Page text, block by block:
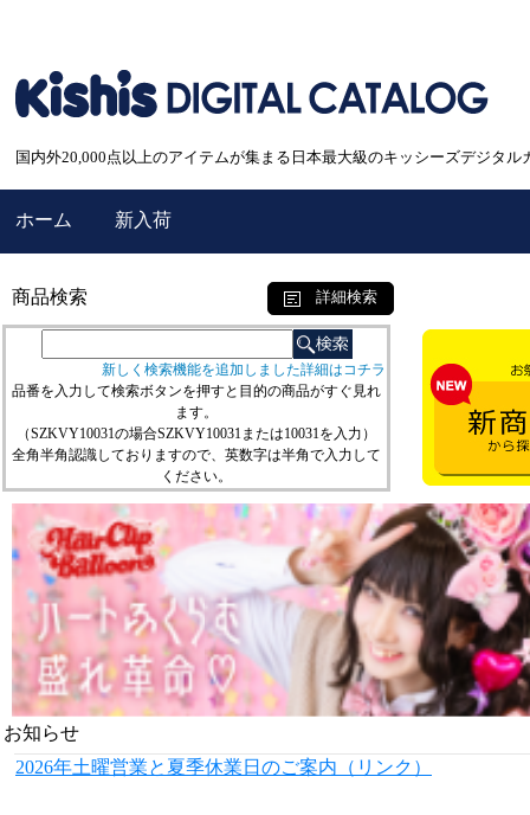
国内外20,000点以上のアイテムが集まる日本最大級のキッシーズデジタル
ホーム 新入荷
商品検索 詳細検索
新しく検索機能を追加しました詳細はコチラ
品番を入力して検索ボタンを押すと目的の商品がすぐ見れ
ます。
（SZKVY10031の場合SZKVY10031または10031を入力）
全角半角認識しておりますので、英数字は半角で入力して
ください。
お知らせ
2026年土曜営業と夏季休業日のご案内（リンク）